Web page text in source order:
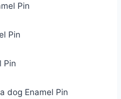
Pin
Pin
Pin
dog Enamel Pin